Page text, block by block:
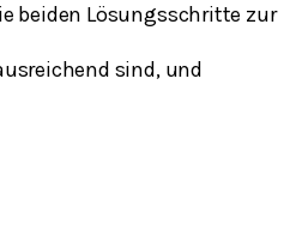
beiden Lösungsschritte zur
sind, und